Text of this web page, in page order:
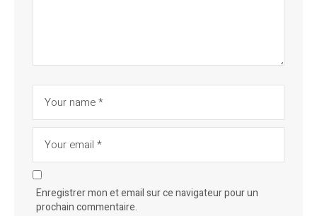
Enregistrer mon et email sur ce navigateur pour un
prochain commentaire.